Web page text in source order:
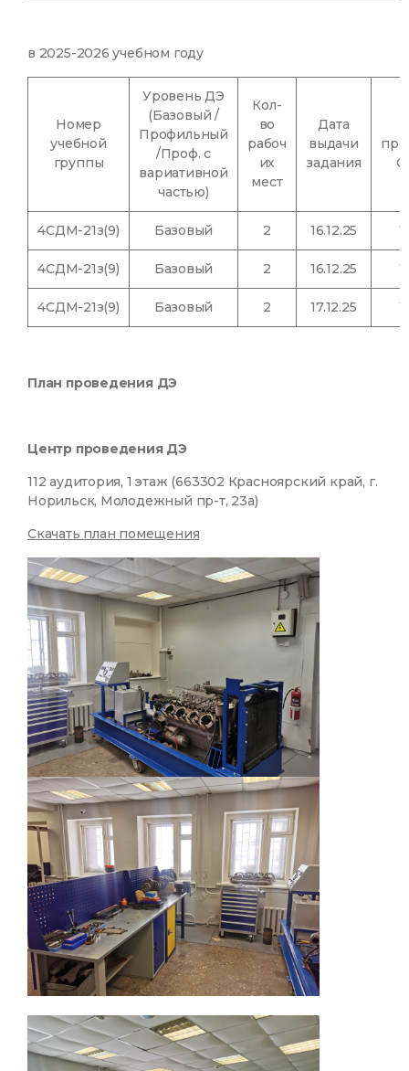
в 2025-2026 учебном году
Номер
учебной
группы
Уровень ДЭ
(Базовый /
Профильный
/Проф. с
вариативной
частью)
Кол-
во
рабоч
их
мест
Дата
выдачи
задания
4СДМ-21з(9) Базовый 2 16.12.25
4СДМ-21з(9) Базовый 2 16.12.25
4СДМ-21з(9) Базовый 2 17.12.25
План проведения ДЭ
Центр проведения ДЭ
112 аудитория, 1 этаж (663302 Красноярский край, г.
Норильск, Молодежный пр-т, 23а)
Скачать план помещения